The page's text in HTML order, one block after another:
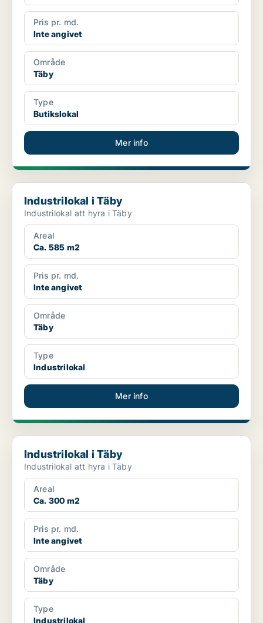
Pris pr. md.
Inte angivet
Område
Täby
Type
Butikslokal
Mer info
Industrilokal i Täby
Industrilokal i Täby
Industrilokal att hyra i Täby
Areal
Ca. 585 m2
Pris pr. md.
Inte angivet
Område
Täby
Type
Industrilokal
Mer info
Industrilokal i Täby
Industrilokal i Täby
Industrilokal att hyra i Täby
Areal
Ca. 300 m2
Pris pr. md.
Inte angivet
Område
Täby
Type
Industrilokal